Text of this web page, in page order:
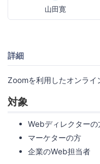
山田寛
詳細
Zoomを利用したオンライ
対象
Webディレクターの
マーケターの方
企業のWeb担当者